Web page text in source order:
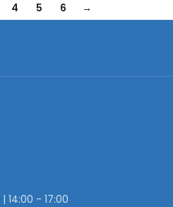
4 5 6 →
14:00 - 17:00